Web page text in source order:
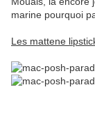
marine pourquoi
Les mattene